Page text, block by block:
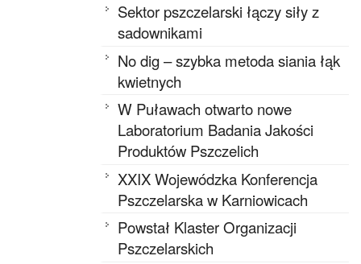
Sektor pszczelarski łączy siły z
sadownikami
No dig – szybka metoda siania łąk
kwietnych
W Puławach otwarto nowe
Laboratorium Badania Jakości
Produktów Pszczelich
XXIX Wojewódzka Konferencja
Pszczelarska w Karniowicach
Powstał Klaster Organizacji
Pszczelarskich